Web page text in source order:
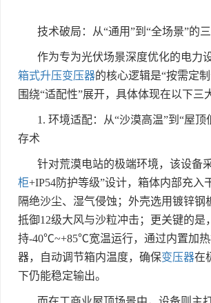
技术破局：从“通用”到 “全场景”的
作为专为光伏场景深度优化的电力设
箱式升压变压器的核心逻辑是“按需定制
围绕“适配性”展开，具体体现在以下三
1. 环境适配：从“沙漠高温”到 “屋顶
存术
针对荒漠电站的极端环境，该设备
柜+IP54防护等级”设计，箱体内部充入
隔绝沙尘、湿气侵蚀；外壳选用镀锌钢
抵御12级大风与沙粒冲击；更关键的是
持-40℃~+85℃宽温运行，通过内置加
器，自动调节箱内温度，确保变压器在
下仍能稳定输出。